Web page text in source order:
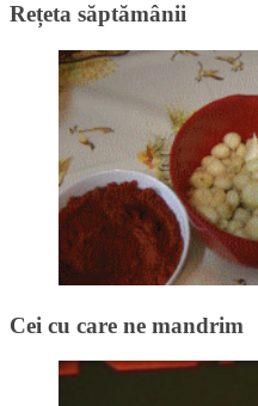
Rețeta săptămânii
Cei cu care ne mandrim